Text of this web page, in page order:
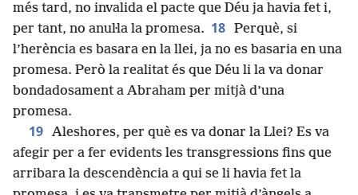
més tard, no invalida el pacte que Déu ja havia fet i,
per tant, no anul·la la promesa. 18 Perquè, si
l’herència es basara en la llei, ja no es basaria en una
promesa. Però la realitat és que Déu li la va donar
bondadosament a Abraham per mitjà d’una
promesa.
19 Aleshores, per què es va donar la Llei? Es va
afegir per a fer evidents les transgressions fins que
arribara la descendència a qui se li havia fet la